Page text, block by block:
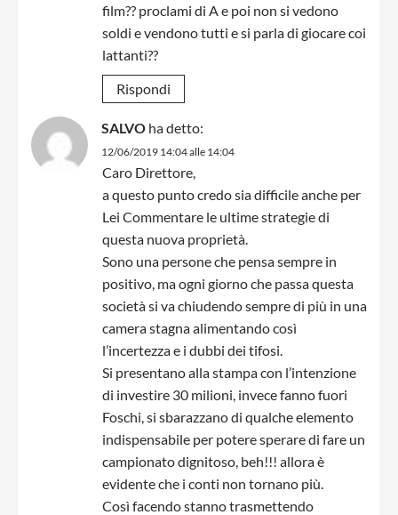
film?? proclami di A e poi non si vedono
soldi e vendono tutti e si parla di giocare coi
lattanti??
Rispondi
SALVO ha detto:
12/06/2019 14:04 alle 14:04
Caro Direttore,
a questo punto credo sia difficile anche per
Lei Commentare le ultime strategie di
questa nuova proprietà.
Sono una persone che pensa sempre in
positivo, ma ogni giorno che passa questa
società si va chiudendo sempre di più in una
camera stagna alimentando così
l’incertezza e i dubbi dei tifosi.
Si presentano alla stampa con l’intenzione
di investire 30 milioni, invece fanno fuori
Foschi, si sbarazzano di qualche elemento
indispensabile per potere sperare di fare un
campionato dignitoso, beh!!! allora è
evidente che i conti non tornano più.
Così facendo stanno trasmettendo